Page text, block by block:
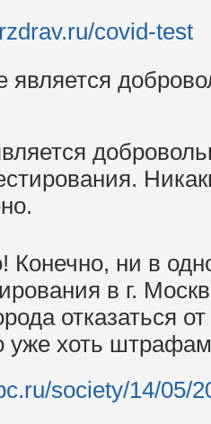
covid-test
является
Конечно, ни в
в г.
отказаться
уже хоть
society/14/05/